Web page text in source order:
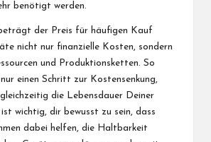
benötigt werden.
der Preis für häufigen Kauf
nicht nur finanzielle Kosten, sondern
und Produktionsketten. So
einen Schritt zur Kostensenkung,
die Lebensdauer Deiner
wichtig, dir bewusst zu sein, dass
dabei helfen, die Haltbarkeit